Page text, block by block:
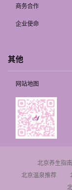
商务合作
企业使命
其他
网站地图
北京养生指南
北京温泉推荐